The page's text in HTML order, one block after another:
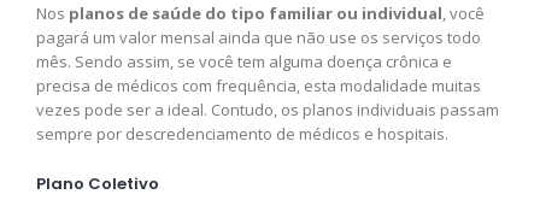
Nos planos de saúde do tipo familiar ou individual, você
pagará um valor mensal ainda que não use os serviços todo
mês. Sendo assim, se você tem alguma doença crônica e
precisa de médicos com frequência, esta modalidade muitas
vezes pode ser a ideal. Contudo, os planos individuais passam
sempre por descredenciamento de médicos e hospitais.
Plano Coletivo